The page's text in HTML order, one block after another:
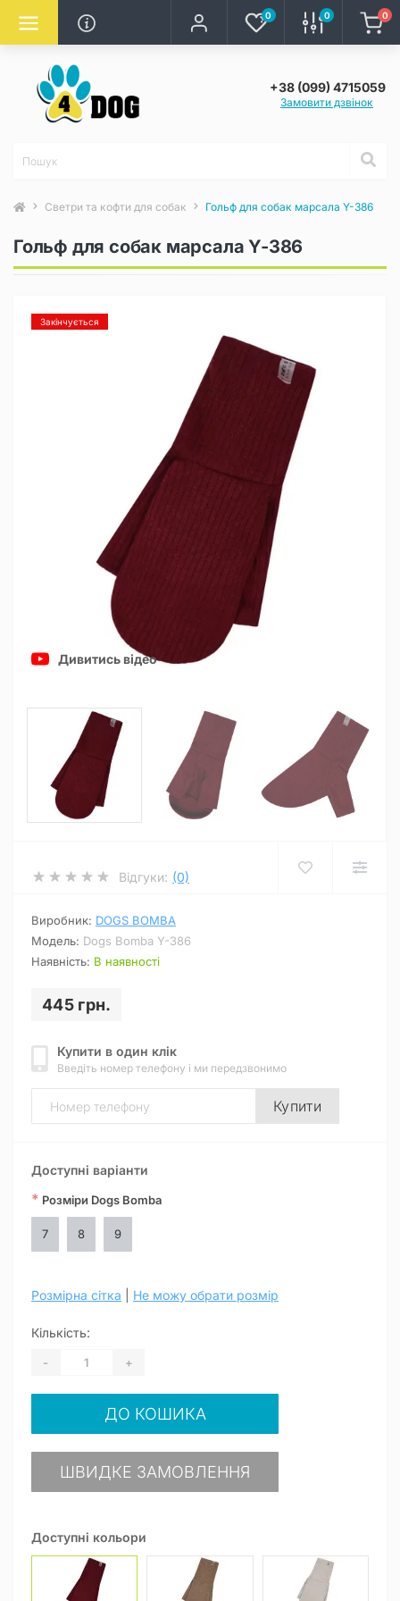
0 0 0
+38 (099) 4715059
Замовити дзвінок
Светри та кофти для собак Гольф для собак марсала Y-386
Гольф для собак марсала Y-386
Закінчується
Дивитись відео
Відгуки: (0)
Виробник: DOGS BOMBA
Модель: Dogs Bomba Y-386
Наявність: В наявності
445 грн.
Купити в один клік
Введіть номер телефону і ми передзвонимо
Купити
Доступні кольори
Доступні варіанти
* Розміри Dogs Bomba
7 8 9
Розмірна сітка Не можу обрати розмір
Кількість:
- +
ДО КОШИКА
ШВИДКЕ ЗАМОВЛЕННЯ